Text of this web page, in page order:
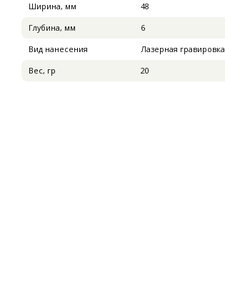
Ширина, мм
48
Глубина, мм
6
Вид нанесения
Лазерная гравировка
Вес, гр
20